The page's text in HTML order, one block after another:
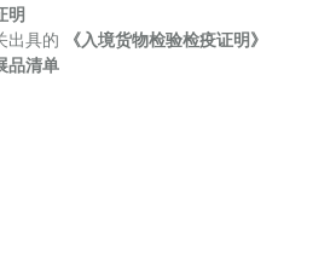
明
出具的
《入境货物检验检疫证明》
品清单